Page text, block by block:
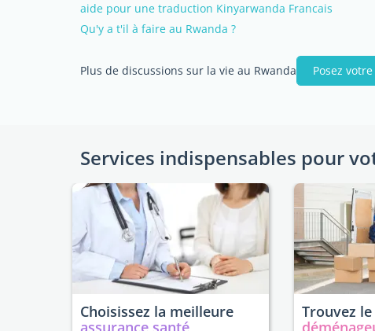
aide pour une traduction Kinyarwanda Francais
Qu'y a t'il à faire au Rwanda ?
Plus de discussions sur la vie au Rwanda Posez
Services indispensables pour
Choisissez la meilleure
assurance santé
Trouvez